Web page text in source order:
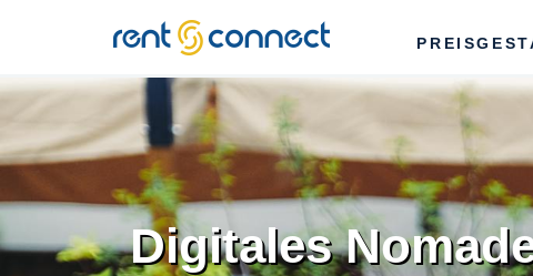
RENT'N
CONNECT
Digitales